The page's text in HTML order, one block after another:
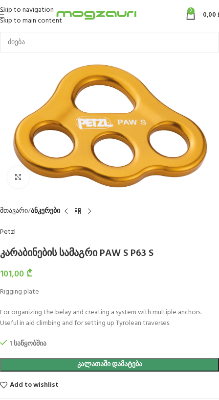
Skip to navigation
Skip to main content
0 0,00
Click to enlarge
მთავარი ანკერები
Petzl
კარაბინების სამაგრი PAW S P63 S
101,00 ₾
Rigging plate
For organizing the belay and creating a system with multiple anchors.
Useful in aid climbing and for setting up Tyrolean traverses.
1 საწყობშია
ᲙᲐᲚᲐᲗᲐᲨᲘ ᲓᲐᲛᲐᲢᲔᲑᲐ
Add to wishlist